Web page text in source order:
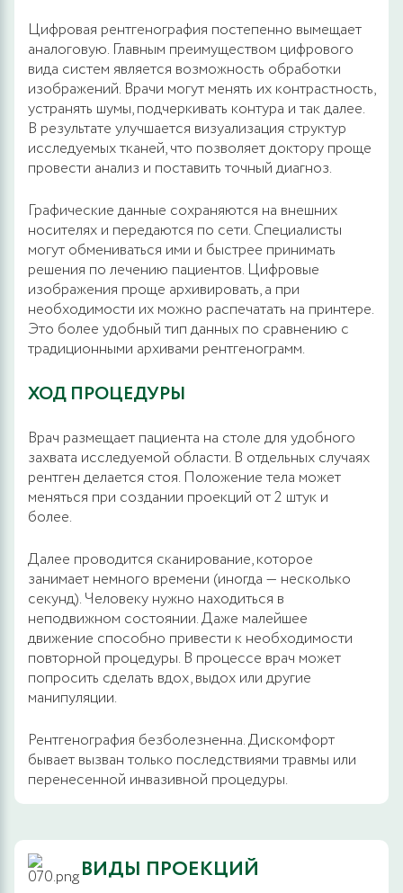
Цифровая рентгенография постепенно вымещает
аналоговую. Главным преимуществом цифрового
вида систем является возможность обработки
изображений. Врачи могут менять их контрастность,
устранять шумы, подчеркивать контура и так далее.
В результате улучшается визуализация структур
исследуемых тканей, что позволяет доктору проще
провести анализ и поставить точный диагноз.
Графические данные сохраняются на внешних
носителях и передаются по сети. Специалисты
могут обмениваться ими и быстрее принимать
решения по лечению пациентов. Цифровые
изображения проще архивировать, а при
необходимости их можно распечатать на принтере.
Это более удобный тип данных по сравнению с
традиционными архивами рентгенограмм.
ХОД ПРОЦЕДУРЫ
Врач размещает пациента на столе для удобного
захвата исследуемой области. В отдельных случаях
рентген делается стоя. Положение тела может
меняться при создании проекций от 2 штук и
более.
Далее проводится сканирование, которое
занимает немного времени (иногда — несколько
секунд). Человеку нужно находиться в
неподвижном состоянии. Даже малейшее
движение способно привести к необходимости
повторной процедуры. В процессе врач может
попросить сделать вдох, выдох или другие
манипуляции.
Рентгенография безболезненна. Дискомфорт
бывает вызван только последствиями травмы или
перенесенной инвазивной процедуры.
ВИДЫ ПРОЕКЦИЙ